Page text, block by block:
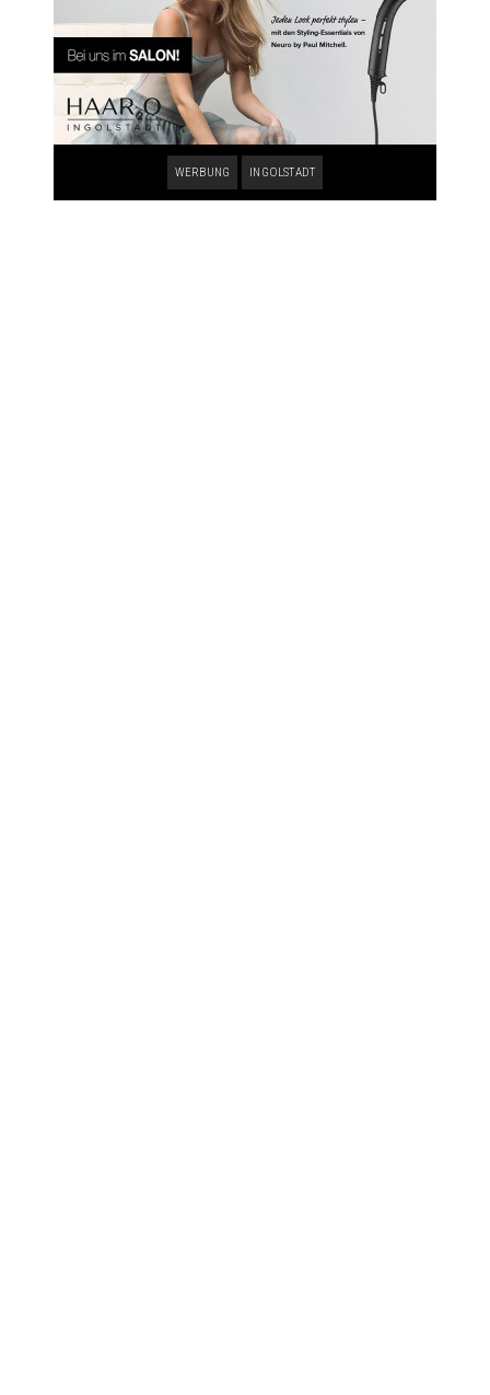
WERBUNG INGOLSTADT